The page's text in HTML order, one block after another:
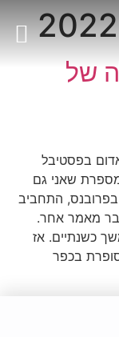
של
בפסטיבל
שאני גם
בפרובנס, התחביב
מאמר אחר.
כשנתיים. אז
בכפר